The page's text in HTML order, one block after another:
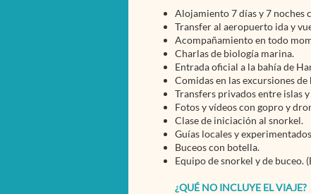
Alojamiento 7 días y 7 noches
Transfer al aeropuerto ida y
Acompañamiento en todo
Charlas de biología marina.
Entrada oficial a la bahía de
Comidas en las excursiones de
Transfers privados entre islas
Fotos y vídeos con gopro y
Clase de iniciación al snorkel.
Guías locales y
Buceos con botella.
Equipo de snorkel y de buceo.
¿QUÉ NO INCLUYE EL VIAJE?